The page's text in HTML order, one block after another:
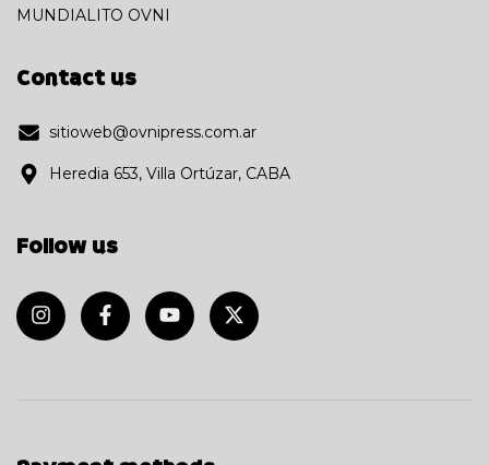
MUNDIALITO OVNI
Contact us
sitioweb@ovnipress.com.ar
Heredia 653, Villa Ortúzar, CABA
Follow us